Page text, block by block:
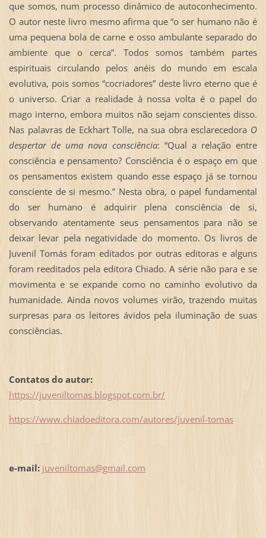
que somos, num processo dinâmico de autoconhecimento.
O autor neste livro mesmo afirma que “o ser humano não é
uma pequena bola de carne e osso ambulante separado do
ambiente que o cerca”. Todos somos também partes
espirituais circulando pelos anéis do mundo em escala
evolutiva, pois somos “cocriadores” deste livro eterno que é
o universo. Criar a realidade à nossa volta é o papel do
mago interno, embora muitos não sejam conscientes disso.
Nas palavras de Eckhart Tolle, na sua obra esclarecedora O
despertar de uma nova consciência: “Qual a relação entre
consciência e pensamento? Consciência é o espaço em que
os pensamentos existem quando esse espaço já se tornou
consciente de si mesmo.” Nesta obra, o papel fundamental
do ser humano é adquirir plena consciência de si,
observando atentamente seus pensamentos para não se
deixar levar pela negatividade do momento. Os livros de
Juvenil Tomás foram editados por outras editoras e alguns
foram reeditados pela editora Chiado. A série não para e se
movimenta e se expande como no caminho evolutivo da
humanidade. Ainda novos volumes virão, trazendo muitas
surpresas para os leitores ávidos pela iluminação de suas
consciências.
Contatos do autor:
https://juveniltomas.blogspot.com.br/
https://www.chiadoeditora.com/autores/juvenil-tomas
e-mail: juveniltomas@gmail.com